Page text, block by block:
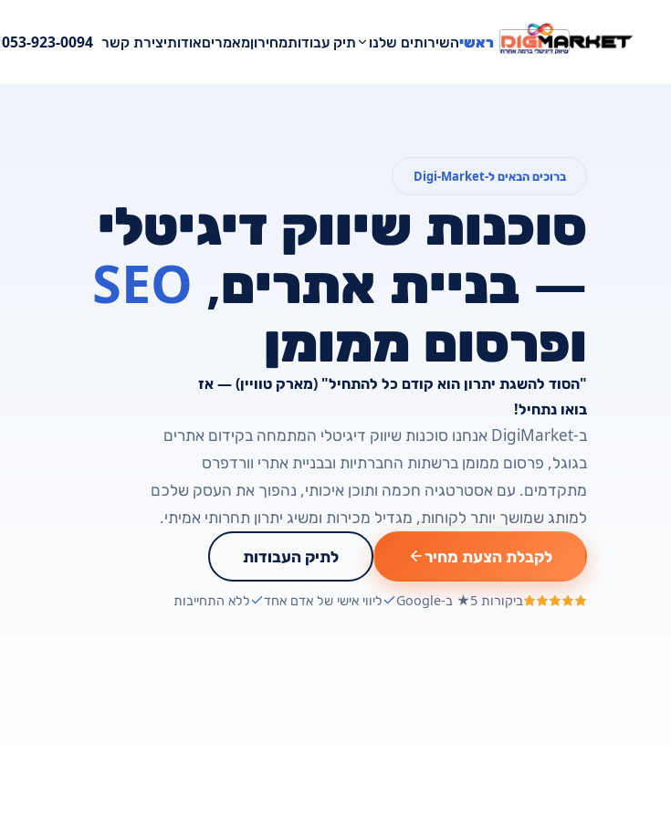
ראשיהשירותים שלנו תיק עבודותמחירוןמאמריםאודותיצירת קשר 053-923-0094
ברוכים הבאים ל-Digi-Market
סוכנות שיווק דיגיטלי
— בניית אתרים, SEO
ופרסום ממומן
"הסוד להשגת יתרון הוא קודם כל להתחיל" (מארק טוויין) — אז
בואו נתחיל!
ב-DigiMarket אנחנו סוכנות שיווק דיגיטלי המתמחה בקידום אתרים
בגוגל, פרסום ממומן ברשתות החברתיות ובבניית אתרי וורדפרס
מתקדמים. עם אסטרטגיה חכמה ותוכן איכותי, נהפוך את העסק שלכם
למותג שמושך יותר לקוחות, מגדיל מכירות ומשיג יתרון תחרותי אמיתי.
לקבלת הצעת מחיר
לתיק העבודות
ביקורות 5★ ב-Google ליווי אישי של אדם אחד ללא התחייבות